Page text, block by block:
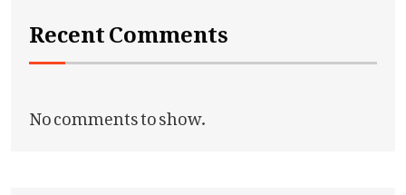
Recent Comments
No comments to show.